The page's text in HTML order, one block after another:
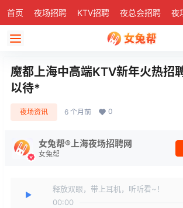
首页 夜场招聘 KTV招聘 夜总会招聘 夜
魔都上海中高端KTV新年火热招
以待*
夜场资讯 6 个月前 0
女兔帮®上海夜场招聘网
女兔帮
释放双眼，带上耳机，听听看~！
00:00